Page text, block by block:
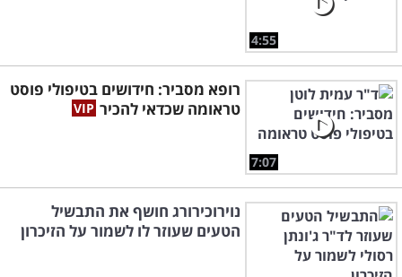
4:55
7:07
רופא מסביר: חידושים בטיפולי פוסט
טראומה שכדאי להכיר
נוירוכירורג חושף את התבשיל
הטעים שעוזר לו לשמור על הזיכרון